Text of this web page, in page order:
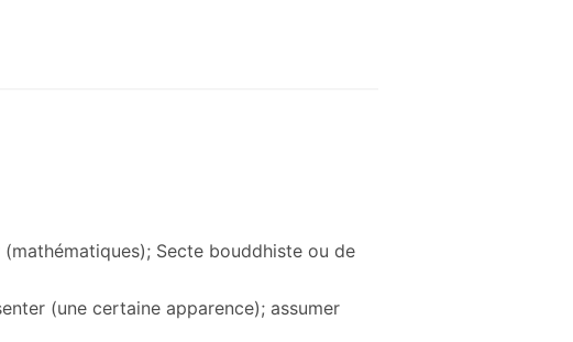
Secte bouddhiste ou de
(une certaine apparence); assumer